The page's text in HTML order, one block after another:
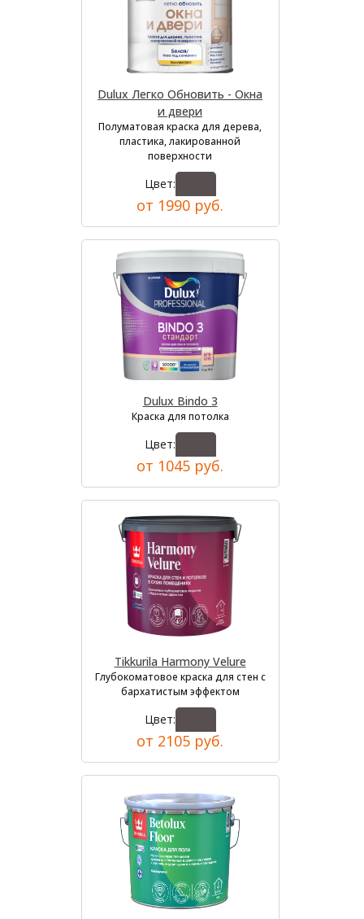
Dulux Легко Обновить - Окна
и двери
Полуматовая краска для дерева,
пластика, лакированной
поверхности
Цвет:
от 1990 руб.
Dulux Bindo 3
Краска для потолка
Цвет:
от 1045 руб.
Tikkurila Harmony Velure
Глубокоматовое краска для стен с
бархатистым эффектом
Цвет:
от 2105 руб.